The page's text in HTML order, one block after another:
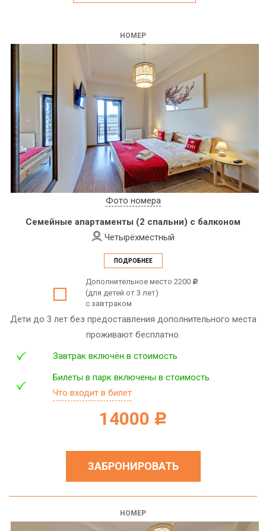
НОМЕР
Фото номера
Семейные апартаменты (2 спальни) с балконом
Четырёхместный
ПОДРОБНЕЕ
Дополнительное место 2200 c
(для детей от 3 лет)
с завтраком
Дети до 3 лет без предоставления дополнительного места
проживают бесплатно.
Завтрак включён в стоимость
Билеты в парк включены в стоимость.
Что входит в билет
14000 c
ЗАБРОНИРОВАТЬ
НОМЕР